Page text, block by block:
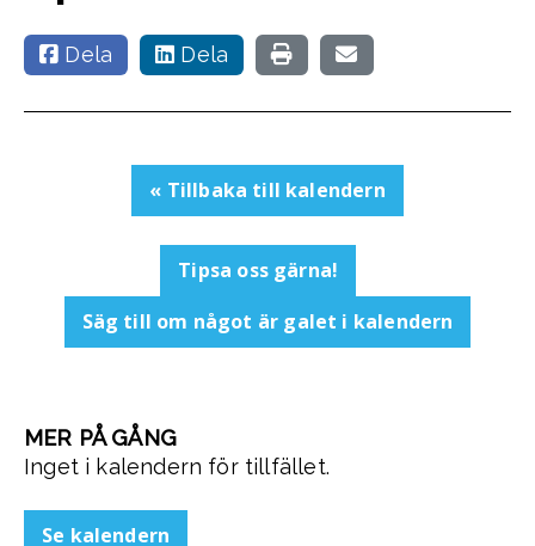
Dela Dela
« Tillbaka till kalendern
Tipsa oss gärna!
Säg till om något är galet i kalendern
MER PÅ GÅNG
Inget i kalendern för tillfället.
Se kalendern